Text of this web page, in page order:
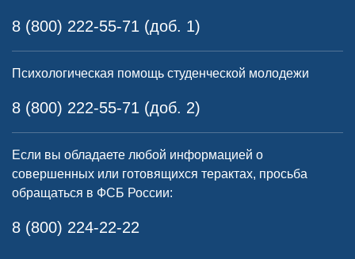
8 (800) 222-55-71 (доб. 1)
Психологическая помощь студенческой молодежи
8 (800) 222-55-71 (доб. 2)
Если вы обладаете любой информацией о
совершенных или готовящихся терактах, просьба
обращаться в ФСБ России:
8 (800) 224-22-22